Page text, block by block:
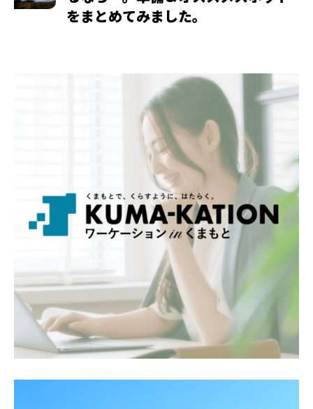
をまとめてみました。